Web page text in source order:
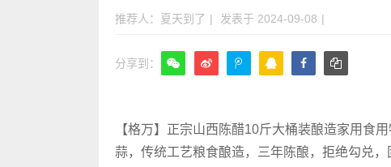
推荐人：夏天到了 | 发表于 2024-09-08 |
分享到：
【格万】正宗山西陈醋10斤大桶装酿造家用食
蒜，传统工艺粮食酿造，三年陈酿，拒绝勾兑